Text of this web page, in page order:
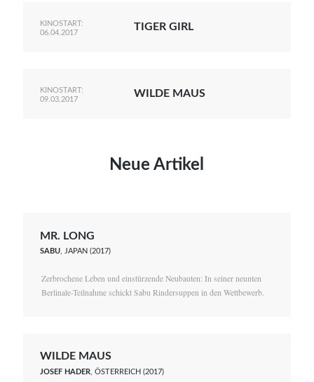
KINOSTART:
06.04.2017
TIGER GIRL
KINOSTART:
09.03.2017
WILDE MAUS
Neue Artikel
MR. LONG
SABU, JAPAN (2017)
Zerbrochene Leben und einstürzende Neubauten: In seiner neunten
Berlinale-Teilnahme schickt Sabu Rindersuppen in den Wettbewerb.
WILDE MAUS
JOSEF HADER , ÖSTERREICH (2017)